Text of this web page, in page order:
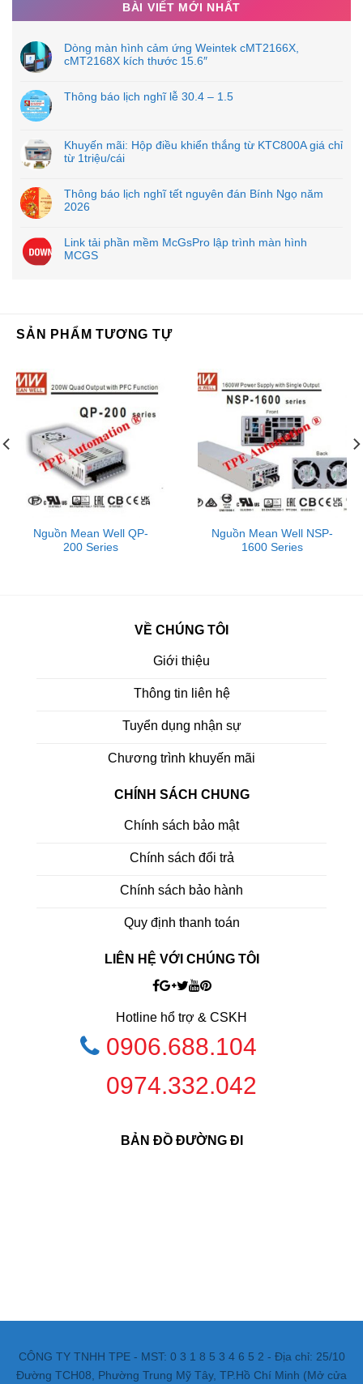
BÀI VIẾT MỚI NHẤT
Dòng màn hình cảm ứng Weintek cMT2166X,
cMT2168X kích thước 15.6″
Thông báo lịch nghĩ lễ 30.4 – 1.5
Khuyến mãi: Hộp điều khiển thắng từ KTC800A giá chỉ
từ 1triệu/cái
Thông báo lịch nghĩ tết nguyên đán Bính Ngọ năm
2026
Link tải phần mềm McGsPro lập trình màn hình
MCGS
SẢN PHẨM TƯƠNG TỰ
Nguồn Mean Well QP-
200 Series
Nguồn Mean Well NSP-
1600 Series
VỀ CHÚNG TÔI
Giới thiệu
Thông tin liên hệ
Tuyển dụng nhận sự
Chương trình khuyến mãi
CHÍNH SÁCH CHUNG
Chính sách bảo mật
Chính sách đổi trả
Chính sách bảo hành
Quy định thanh toán
LIÊN HỆ VỚI CHÚNG TÔI
Hotline hổ trợ & CSKH
0906.688.104
0974.332.042
BẢN ĐỒ ĐƯỜNG ĐI
CÔNG TY TNHH TPE - MST: 0 3 1 8 5 3 4 6 5 2 - Địa chỉ: 25/10
Đường TCH08, Phường Trung Mỹ Tây, TP.Hồ Chí Minh (Mở cửa